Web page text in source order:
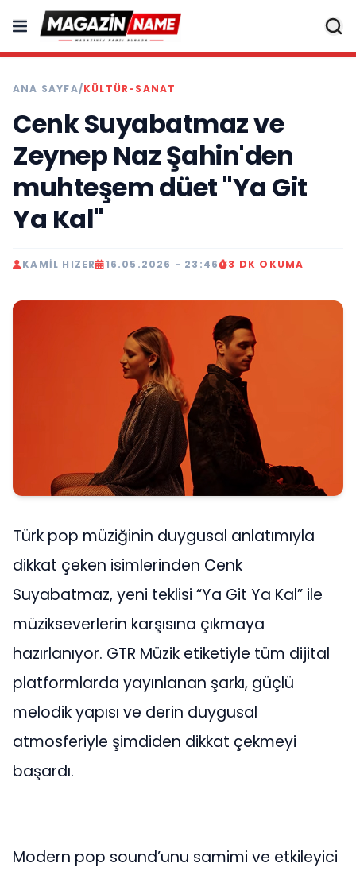
ANA SAYFA/KÜLTÜR-SANAT
Cenk Suyabatmaz ve
Zeynep Naz Şahin'den
muhteşem düet "Ya Git
Ya Kal"
KAMIL HIZER 16.05.2026 - 23:46 3 DK OKUMA
Türk pop müziğinin duygusal anlatımıyla
dikkat çeken isimlerinden Cenk
Suyabatmaz, yeni teklisi “Ya Git Ya Kal” ile
müzikseverlerin karşısına çıkmaya
hazırlanıyor. GTR Müzik etiketiyle tüm dijital
platformlarda yayınlanan şarkı, güçlü
melodik yapısı ve derin duygusal
atmosferiyle şimdiden dikkat çekmeyi
başardı.
Modern pop sound’unu samimi ve etkileyici